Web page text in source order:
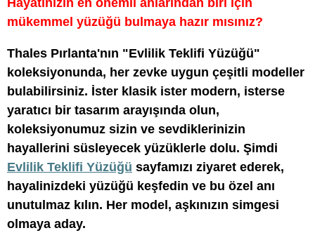
Hayatınızın en önemli anlarından biri için
mükemmel yüzüğü bulmaya hazır mısınız?
Thales Pırlanta'nın "Evlilik Teklifi Yüzüğü"
koleksiyonunda, her zevke uygun çeşitli modeller
bulabilirsiniz. İster klasik ister modern, isterse
yaratıcı bir tasarım arayışında olun,
koleksiyonumuz sizin ve sevdiklerinizin
hayallerini süsleyecek yüzüklerle dolu. Şimdi
Evlilik Teklifi Yüzüğü sayfamızı ziyaret ederek,
hayalinizdeki yüzüğü keşfedin ve bu özel anı
unutulmaz kılın. Her model, aşkınızın simgesi
olmaya aday.